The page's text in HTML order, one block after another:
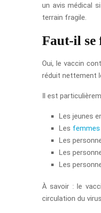
un avis médical
terrain fragile.
Faut-il se
Oui, le vaccin
réduit nettement
Il est
Les jeunes
Les femmes
Les
Les
Les
À savoir : le
circulation du